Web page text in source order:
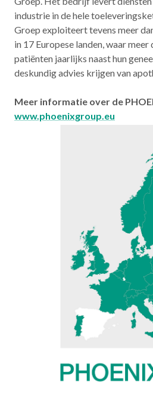
industrie in de hele
Groep exploiteert tevens meer
in 17 Europese landen, waar
patiënten jaarlijks naast hun
deskundig advies krijgen van
Meer informatie over de
www.phoenixgroup.eu